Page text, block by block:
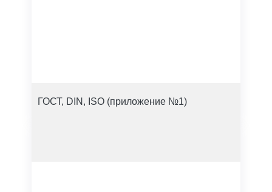
ГОСТ, DIN, ISO (приложение №1)